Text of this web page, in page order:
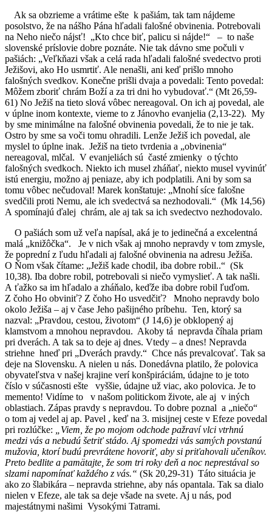
Ak sa obzrieme a vrátime ešte k pašiám, tak tam nájdeme
posolstvo, že na nášho Pána hľadali falošné obvinenia. Potrebovali
na Neho niečo nájsť! „Kto chce biť, palicu si nájde!“ – to naše
slovenské príslovie dobre poznáte. Nie tak dávno sme počuli v
pašiách: „Veľkňazi však a celá rada hľadali falošné svedectvo proti
Ježišovi, ako Ho usmrtiť. Ale nenašli, ani keď prišlo mnoho
falošných svedkov. Konečne prišli dvaja a povedali: Tento povedal:
Môžem zboriť chrám Boží a za tri dni ho vybudovať.“ (Mt 26,59-
61) No Ježiš na tieto slová vôbec nereagoval. On ich aj povedal, ale
v úplne inom kontexte, vieme to z Jánovho evanjelia (2,13-22). My
by sme minimálne na falošné obvinenia povedali, že to nie je tak.
Ostro by sme sa voči tomu ohradili. Lenže Ježiš ich povedal, ale
myslel to úplne inak. Ježiš na tieto tvrdenia a „obvinenia“
nereagoval, mlčal. V evanjeliách sú časté zmienky o týchto
falošných svedkoch. Niekto ich musel zháňať, niekto musel vyvinúť
istú energiu, možno aj peniaze, aby ich podplatili. Ani by som sa
tomu vôbec nečudoval! Marek konštatuje: „Mnohí síce falošne
svedčili proti Nemu, ale ich svedectvá sa nezhodovali.“ (Mk 14,56)
A spomínajú ďalej chrám, ale aj tak sa ich svedectvo nezhodovalo.
O pašiách som už veľa napísal, aká je to jedinečná a excelentná
malá „knižôčka“. Je v nich však aj mnoho nepravdy v tom zmysle,
že poprední z ľudu hľadali aj falošné obvinenia na adresu Ježiša.
O Ňom však čítame: „Ježiš kade chodil, iba dobre robil..“ (Sk
10,38). Iba dobre robil, potrebovali si niečo vymyslieť. A tak našli.
A ťažko sa im hľadalo a zháňalo, keďže iba dobre robil ľuďom.
Z čoho Ho obviniť? Z čoho Ho usvedčiť? Mnoho nepravdy bolo
okolo Ježiša – aj v čase Jeho pašijného príbehu. Ten, ktorý sa
nazval: „Pravdou, cestou, životom“ (J 14,6) je obklopený aj
klamstvom a mnohou nepravdou. Akoby tá nepravda číhala priam
pri dverách. A tak sa to deje aj dnes. Vtedy – a dnes! Nepravda
striehne hneď pri „Dverách pravdy.“ Chce nás prevalcovať. Tak sa
deje na Slovensku. A nielen u nás. Donedávna platilo, že polovica
obyvateľstva v našej krajine verí konšpiráciám, údajne to je toto
číslo v súčasnosti ešte vyššie, údajne už viac, ako polovica. Je to
memento! Vidíme to v našom politickom živote, ale aj v iných
oblastiach. Zápas pravdy s nepravdou. To dobre poznal a „niečo“
o tom aj vedel aj ap. Pavel , keď na 3. misijnej ceste v Efeze povedal
pri rozlúčke:
„Viem, že po mojom odchode pažraví vlci vtrhnú
medzi vás a nebudú šetriť stádo. Aj spomedzi vás samých povstanú
mužovia, ktorí budú prevrátene hovoriť, aby si priťahovali učeníkov.
Preto bedlite a pamätajte, že som tri roky deň a noc neprestával so
slzami napomínať každého z vás.“ (Sk 20,29-31) Táto situácia je
ako zo šlabikára – nepravda striehne, aby nás opantala. Tak sa dialo
nielen v Efeze, ale tak sa deje všade na svete. Aj u nás, pod
majestátnymi našimi Vysokými Tatrami.